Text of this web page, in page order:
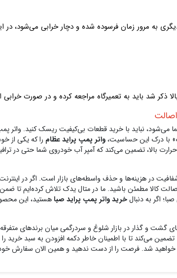
به مرور زمان فرسوده شده و دچار خرابی می‌شود، در
ذکر شد باید به تعمیرگاه مراجعه کرده و در صورت
نباید با خرید قطعات بی‌کیفیت ریسک کنید. واتر
با درک این حساسیت،واتر پمپ پراید عظام را که یکی از
حرارت بالا، تضمین می‌کند که آمپر آب خودروی شما حتی در
در هزینه‌ها و حذف واسطه‌های بازار است. اگر در
کالا مطمئن باشید. ما در متال یدک تلاش کرده‌ایم تا
خرید واتر پمپ پراید صباهستید، این
گشت‌ و گذار در بازار شلوغ و سردرگمی میان برندهای
می‌کند تا با اطمینان خاطر دکمه افزودن به سبد خرید
خواهید شد. فرصت را از دست ندهید و همین الان سفارش